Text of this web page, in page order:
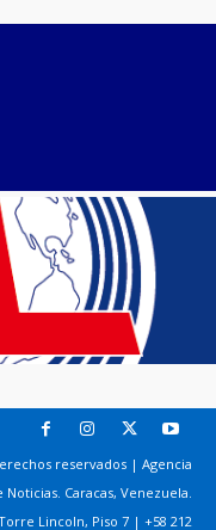
reservados | Agencia
Caracas, Venezuela.
Lincoln, Piso 7 | +58 212